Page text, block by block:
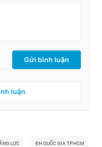
Gửi bình luận
luận
LỰC ĐH QUỐC GIA TP.HCM